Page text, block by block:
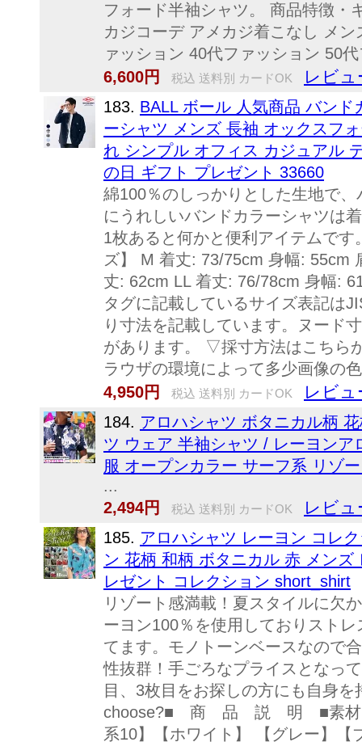
フォード半袖シャツ。 商品特徴・
カジコーデ アメカジ着こなし メ
ァッション 40代ファッション 50
6,600円
税込 送料別 カードOK レビュ
183. BALL ボール 人気商品 バン
ーシャツ メンズ 長袖 オックスフ
れ シンプル オフィス カジュアル
の日 ギフト プレゼント 33660
綿100％のしっかりとした生地で
にうれしいバンドカラーシャツは
1枚あると何かと便利アイテムで
ズ】 M 着丈: 73/75cm 身幅: 55cm
丈: 62cm LL 着丈: 76/78cm 身幅:
タグに記載しているサイズ表記は
り寸法を記載しています。ヌード
があります。 ▽採寸方法はこちら
ラウザの環境によって多少画像の
4,950円
税込 送料別 カードOK レビュ
184. アロハシャツ ボタニカル柄
ツ ウェア 半袖シャツ / レーヨン
服 オープンカラー サーフ系 リゾ
...
2,494円
税込 送料別 カードOK レビュ
185. アロハシャツ レーヨン コレ
ン 花柄 和柄 ボタニカル 赤 メン
レゼント コレクション short_shirt
リゾート感満載！夏スタイルに欠
ーヨン100％を使用しておりスト
てます。モノトーンベースなので
性抜群！手ごろなプライスとなっ
目、3枚目をお探しの方にも自身
choose?■ 商 品 説 明 ■素材レ
系10】【ホワイト】 【グレー】